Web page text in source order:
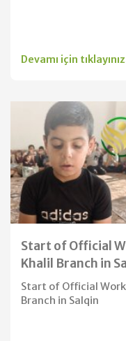
Devamı için
Start of Official
Khalil Branch in
Start of Official
Branch in Salqin